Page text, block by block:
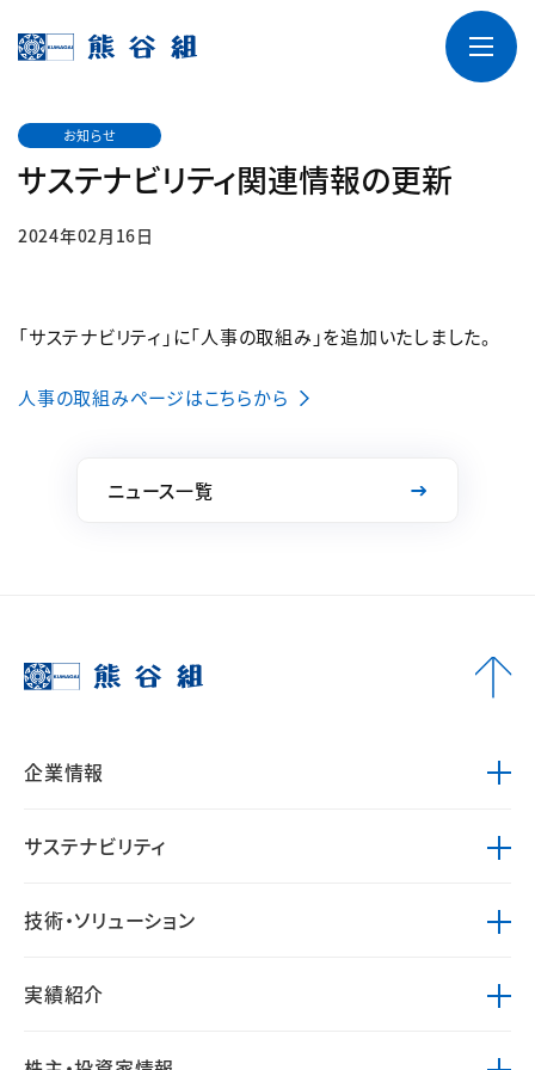
お知らせ
サステナビリティ関連情報の更新
2024年02月16日
「サステナビリティ」に「人事の取組み」を追加いたしました。
人事の取組みページはこちらから
ニュース一覧
企業情報
サステナビリティ
技術・ソリューション
実績紹介